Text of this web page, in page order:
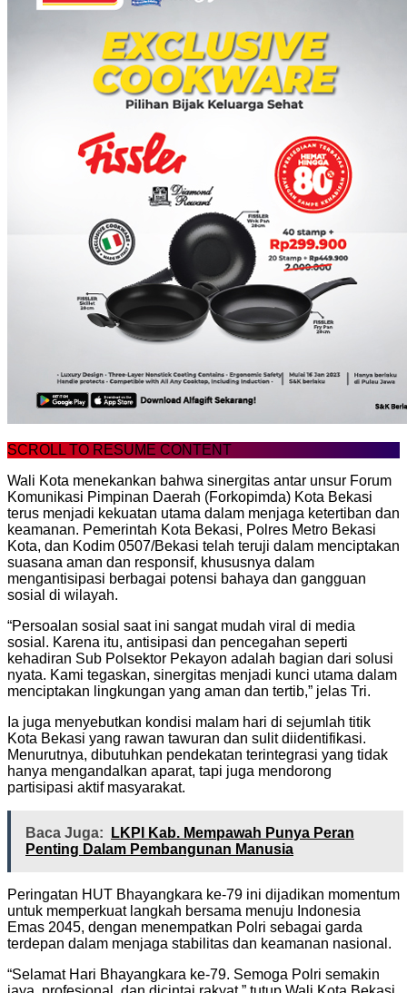
SCROLL TO RESUME CONTENT
Wali Kota menekankan bahwa sinergitas antar unsur Forum
Komunikasi Pimpinan Daerah (Forkopimda) Kota Bekasi
terus menjadi kekuatan utama dalam menjaga ketertiban dan
keamanan. Pemerintah Kota Bekasi, Polres Metro Bekasi
Kota, dan Kodim 0507/Bekasi telah teruji dalam menciptakan
suasana aman dan responsif, khususnya dalam
mengantisipasi berbagai potensi bahaya dan gangguan
sosial di wilayah.
“Persoalan sosial saat ini sangat mudah viral di media
sosial. Karena itu, antisipasi dan pencegahan seperti
kehadiran Sub Polsektor Pekayon adalah bagian dari solusi
nyata. Kami tegaskan, sinergitas menjadi kunci utama dalam
menciptakan lingkungan yang aman dan tertib,” jelas Tri.
Ia juga menyebutkan kondisi malam hari di sejumlah titik
Kota Bekasi yang rawan tawuran dan sulit diidentifikasi.
Menurutnya, dibutuhkan pendekatan terintegrasi yang tidak
hanya mengandalkan aparat, tapi juga mendorong
partisipasi aktif masyarakat.
Baca Juga:
LKPI Kab. Mempawah Punya Peran
Penting Dalam Pembangunan Manusia
Peringatan HUT Bhayangkara ke-79 ini dijadikan momentum
untuk memperkuat langkah bersama menuju Indonesia
Emas 2045, dengan menempatkan Polri sebagai garda
terdepan dalam menjaga stabilitas dan keamanan nasional.
“Selamat Hari Bhayangkara ke-79. Semoga Polri semakin